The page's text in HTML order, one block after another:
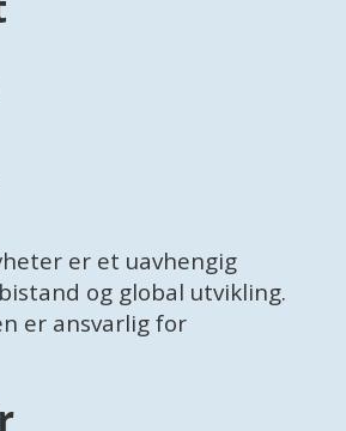
er et uavhengig
og global utvikling.
er ansvarlig for